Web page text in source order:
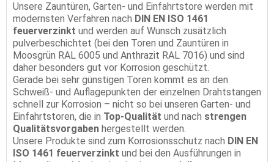
Unsere Zauntüren, Garten- und Einfahrtstore werden mit
modernsten Verfahren nach DIN EN ISO 1461
feuerverzinkt und werden auf Wunsch zusätzlich
pulverbeschichtet (bei den Toren und Zauntüren in
Moosgrün RAL 6005 und Anthrazit RAL 7016) und sind
daher besonders gut vor Korrosion geschützt.
Gerade bei sehr günstigen Toren kommt es an den
Schweiß- und Auflagepunkten der einzelnen Drahtstangen
schnell zur Korrosion – nicht so bei unseren Garten- und
Einfahrtstoren, die in Top-Qualität und nach strengen
Qualitätsvorgaben hergestellt werden.
Unsere Produkte sind zum Korrosionsschutz nach DIN EN
ISO 1461 feuerverzinkt und bei den Ausführungen in